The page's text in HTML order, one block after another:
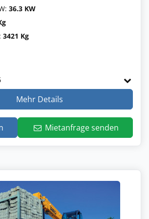
36.3 KW
3421 Kg
Mehr Details
Mietanfrage senden